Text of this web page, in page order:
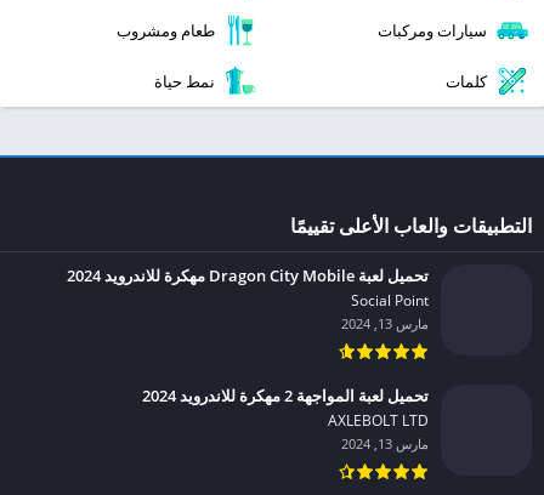
سيارات ومركبات طعام ومشروب
كلمات نمط حياة
التطبيقات والعاب الأعلى تقييمًا
تحميل لعبة Dragon City Mobile مهكرة للاندرويد 2024
Social Point‏
مارس 13, 2024
تحميل لعبة المواجهة 2 مهكرة للاندرويد 2024
AXLEBOLT LTD‏
مارس 13, 2024